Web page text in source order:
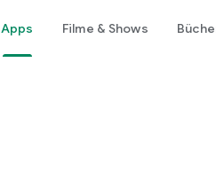
Apps Filme & Shows